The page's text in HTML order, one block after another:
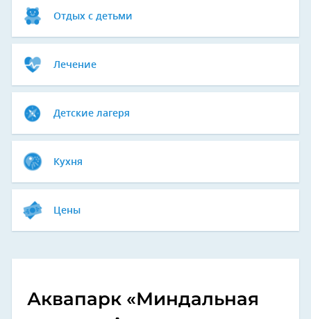
Отдых с детьми
Лечение
Детские лагеря
Кухня
Цены
Аквапарк «Миндальная